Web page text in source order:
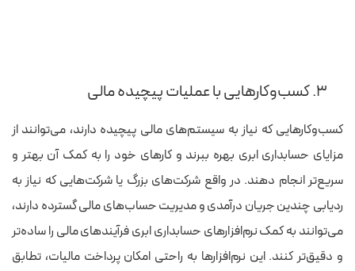
۳. کسب‌وکارهایی با عملیات پیچیده مالی
کسب‌وکارهایی که نیاز به سیستم‌های مالی پیچیده دارند، می‌توانند از
مزایای حسابداری ابری بهره ببرند و کارهای خود را به کمک آن بهتر و
سریع‌تر انجام دهند. در واقع شرکت‌های بزرگ یا شرکت‌هایی که نیاز به
ردیابی چندین جریان درآمدی و مدیریت حساب‌های مالی گسترده دارند،
می‌توانند به کمک نرم‌افزارهای حسابداری ابری فرآیندهای مالی را ساده‌تر
و دقیق‌تر کنند. این نرم‌افزارها به راحتی امکان پرداخت مالیات، تطابق